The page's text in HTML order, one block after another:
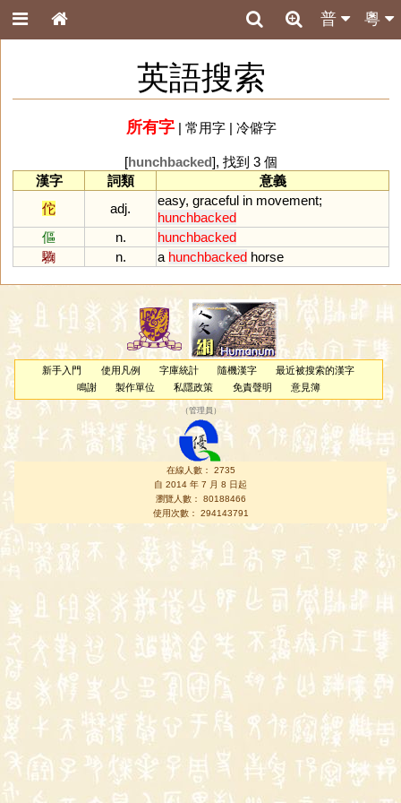
粵
普
英語搜索
所有字| 常用字| 冷僻字
[hunchbacked], 找到 3 個
漢字
詞類
意義
佗
adj.
easy, graceful in movement;
hunchbacked
傴
n.
hunchbacked
驧
n. a hunchbacked horse
新手入門 使用凡例 字庫統計 隨機漢字
最近被搜索的漢字
鳴謝
製作單位 私隱政策 免責聲明 意見簿
（管理員 ）
在線人數： 2735
自 2014 年 7 月 8 日起
瀏覽人數： 80188466
使用次數： 294143791